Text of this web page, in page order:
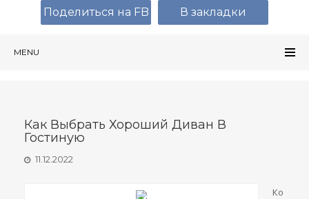
MENU
Как Выбрать Хороший Диван В
Гостиную
11.12.2022
Ко
Поделиться на FB В закладки